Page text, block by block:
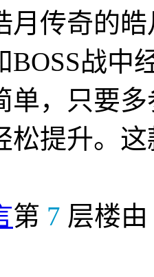
月传奇的
BOSS战中
单，只要
松提升。
第 7 层楼由